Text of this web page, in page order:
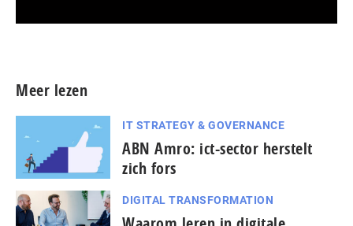
Meer lezen
IT STRATEGY & GOVERNANCE
ABN Amro: ict-sector herstelt
zich fors
DIGITAL TRANSFORMATION